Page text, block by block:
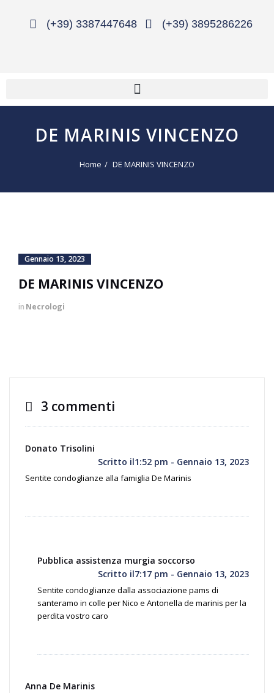
(+39) 3387447648 (+39) 3895286226
DE MARINIS VINCENZO
Home DE MARINIS VINCENZO
Gennaio 13, 2023
DE MARINIS VINCENZO
in Necrologi
3 commenti
Donato Trisolini
Scritto il1:52 pm - Gennaio 13, 2023
Sentite condoglianze alla famiglia De Marinis
Pubblica assistenza murgia soccorso
Scritto il7:17 pm - Gennaio 13, 2023
Sentite condoglianze dalla associazione pams di
santeramo in colle per Nico e Antonella de marinis per la
perdita vostro caro
Anna De Marinis